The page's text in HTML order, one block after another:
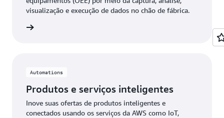
visualização e execução de dados no chão de fábrica.
Automations
Produtos e serviços inteligentes
Inove suas ofertas de produtos inteligentes e
conectados usando os serviços da AWS como IoT,